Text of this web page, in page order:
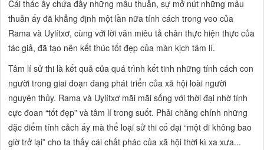
Cái thác ấy chứa đầy những mâu thuẫn, sự mở nút những mâu
thuẫn ấy đã khẳng định một lần nữa tính cách trong veo của
Rama và Uylítxơ, cùng với lời văn miêu tả chân thực hiện thực của
tác giả, đã tạo nên kết thúc tốt đẹp của màn kịch tâm lí.
Tâm lí sử thi là kết quả của quá trình kết tinh những tính cách con
người trong giai đoạn đang phát triển của xã hội loài người
nguyên thủy. Rama và Uylítxơ mãi mãi sống với thời đại nhờ tính
cực đoan “tốt đẹp” và tâm lí trong suốt. Phải chăng chính những
đặc điểm tính cảch ấy mà thể loại sử thi cố đại “một đi không bao
giờ trở lại” cho ta thấy cái chất phác của xã hội thời kì xa xưa...